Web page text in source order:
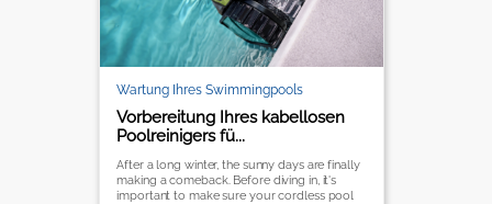
Wartung Ihres Swimmingpools
Vorbereitung Ihres kabellosen
Poolreinigers fü...
After a long winter, the sunny days are finally
making a comeback. Before diving in, it's
important to make sure your cordless pool